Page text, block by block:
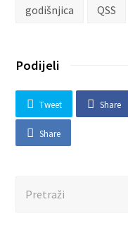
godišnjica QSS
Podijeli
Tweet Share
Share